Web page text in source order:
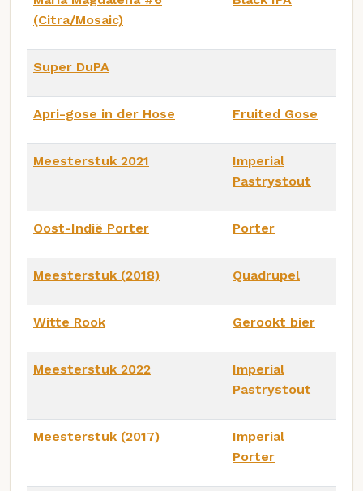
(Citra/Mosaic)
Super DuPA
Apri-gose in der Hose Fruited Gose
Meesterstuk 2021
Imperial
Pastrystout
Oost-Indië Porter Porter
Meesterstuk (2018) Quadrupel
Witte Rook Gerookt bier
Meesterstuk 2022
Imperial
Pastrystout
Meesterstuk (2017)
Imperial
Porter